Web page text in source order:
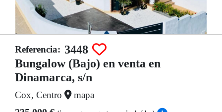
Referencia: 3448
Bungalow (Bajo) en venta en
Dinamarca, s/n
Cox, Centro mapa